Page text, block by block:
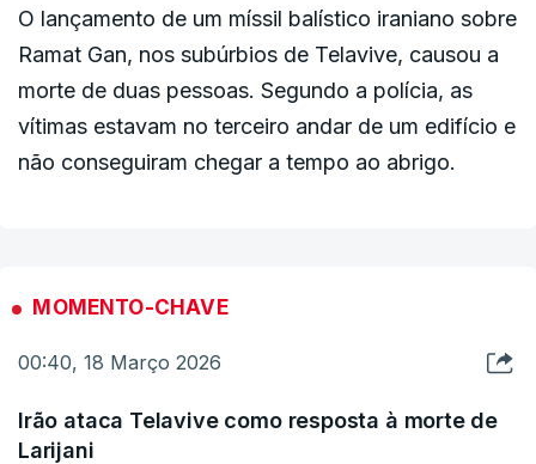
O lançamento de um míssil balístico iraniano sobre
Ramat Gan, nos subúrbios de Telavive, causou a
morte de duas pessoas. Segundo a polícia, as
vítimas estavam no terceiro andar de um edifício e
não conseguiram chegar a tempo ao abrigo.
MOMENTO-CHAVE
00:40, 18 Março 2026
Irão ataca Telavive como resposta à morte de
Larijani